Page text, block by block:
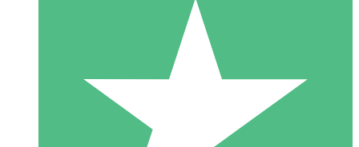
Packs de Crédits Individuels
Payez à l'utilisation avec des crédits de téléchargement. Sans
1 Téléchargement